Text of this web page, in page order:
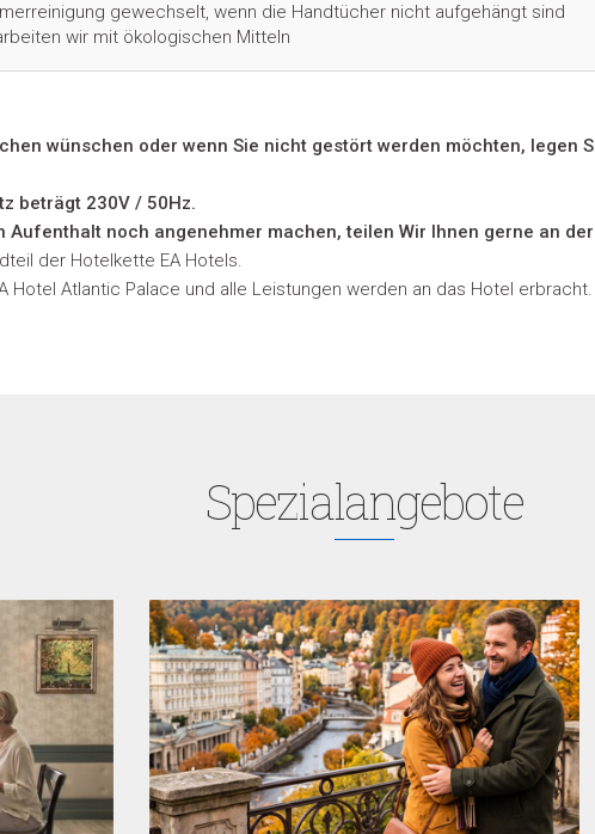
gewechselt, wenn die Handtücher nicht aufgehängt sind
wir mit ökologischen Mitteln
wünschen oder wenn Sie nicht gestört werden möchten, legen
beträgt 230V / 50Hz.
noch angenehmer machen, teilen Wir Ihnen gerne an
der Hotelkette EA Hotels.
Hotel Atlantic Palace und alle Leistungen werden an das Hotel erbracht.
Spezialangebote